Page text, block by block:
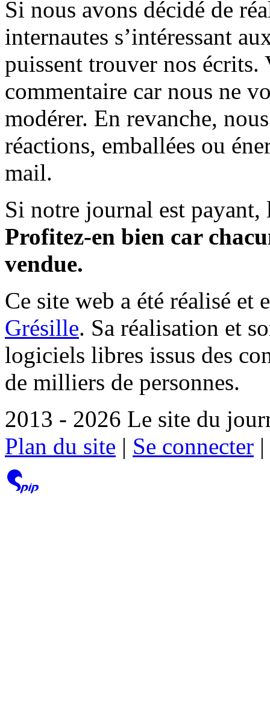
Si nous avons décidé de
internautes s’intéressant
puissent trouver nos écrits.
commentaire car nous ne
modérer. En revanche,
réactions, emballées ou
mail.
Si notre journal est payant,
Profitez-en bien car
vendue.
Ce site web a été réalisé et
Grésille. Sa réalisation et
logiciels libres issus des
de milliers de personnes.
2013 - 2026 Le site du
Plan du site | Se connecter |